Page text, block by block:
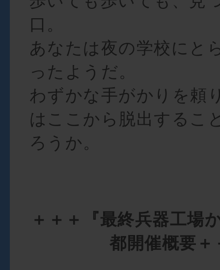
口。
あなたは夜の学校にと
ったようだ。
わずかな手がかりを頼
はここから脱出するこ
ろうか。
＋＋＋『最終兵器工場
都開催概要＋